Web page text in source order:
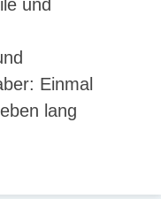
und
Einmal
lang